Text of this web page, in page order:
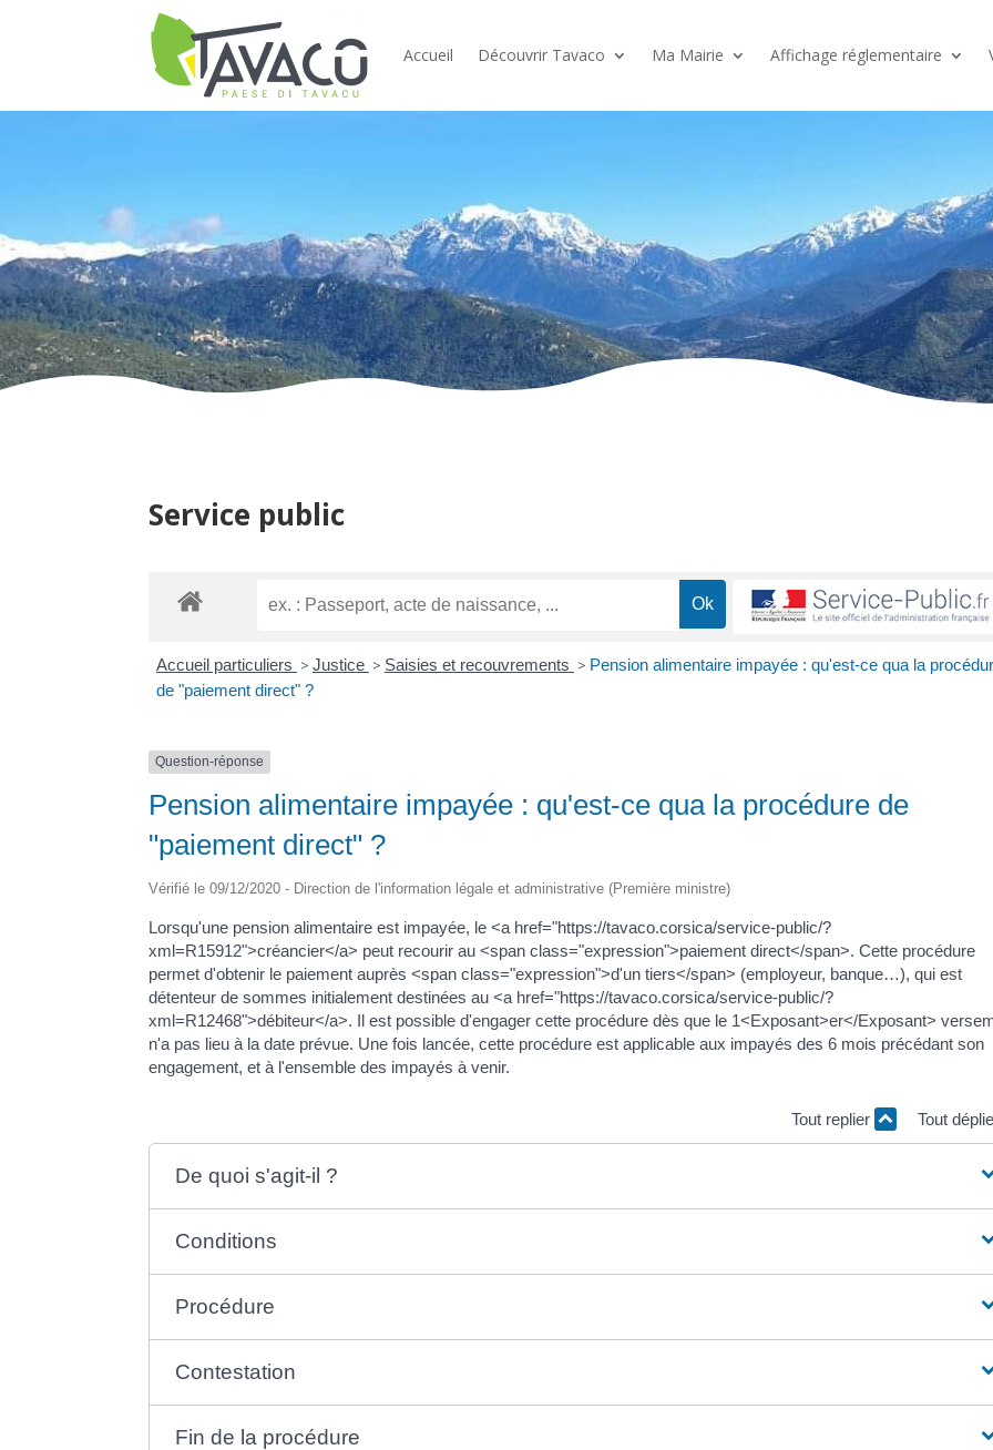
Accueil Découvrir Tavaco Ma Mairie Affichage réglementaire
Service public
Accueil particuliers > Justice > Saisies et recouvrements > Pension alimentaire impayée : qu'est-ce qua la
de "paiement direct" ?
Question-réponse
Pension alimentaire impayée : qu'est-ce qua la procédure de
"paiement direct" ?
Vérifié le 09/12/2020 - Direction de l'information légale et administrative (Première ministre)
Lorsqu'une pension alimentaire est impayée, le <a href="https://tavaco.corsica/service-public/?
xml=R15912">créancier</a> peut recourir au <span class="expression">paiement direct</span>. Cette procédure
permet d'obtenir le paiement auprès <span class="expression">d'un tiers</span> (employeur, banque…), qui est
détenteur de sommes initialement destinées au <a href="https://tavaco.corsica/service-public/?
xml=R12468">débiteur</a>. Il est possible d'engager cette procédure dès que le 1<Exposant>er</Exposant>
n'a pas lieu à la date prévue. Une fois lancée, cette procédure est applicable aux impayés des 6 mois précédant son
engagement, et à l'ensemble des impayés à venir.
Tout replier Tout
De quoi s'agit-il ?
Conditions
Procédure
Contestation
Fin de la procédure